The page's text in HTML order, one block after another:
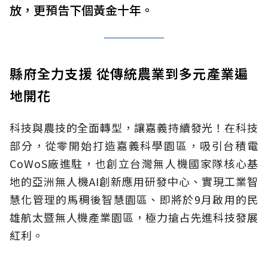
放，更預告下個黃金十年。
縣府全力支援 從傳統農業到多元產業遍
地開花
科技與農技的全面轉型，讓嘉義持續發光！在科技
部分，從零開始打造嘉義科學園區，吸引台積電
CoWoS廠進駐，也創立台灣無人機國家隊核心基
地的亞洲無人機AI創新應用研發中心、實現工業智
慧化管理的馬稠後智慧園區、即將於9月啟用的民
雄航太暨無人機產業園區，極力搶占先進科技發展
紅利。